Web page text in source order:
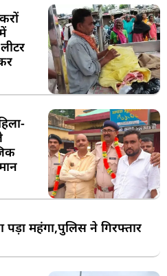
महंगा,पुलिस ने गिरफ्तार